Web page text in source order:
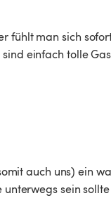
fühlt man sich
einfach tolle
auch uns) ein
sein